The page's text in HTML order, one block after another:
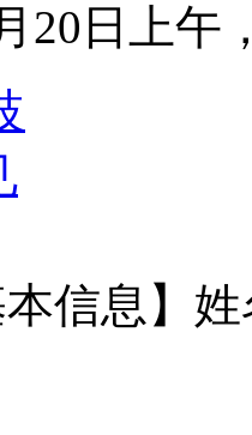
20日上午
本信息】